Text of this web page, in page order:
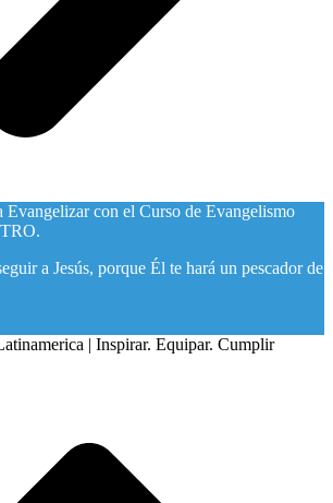
Evangelizar con el Curso de Evangelismo
a Jesús, porque Él te hará un pescador de
| Inspirar. Equipar. Cumplir